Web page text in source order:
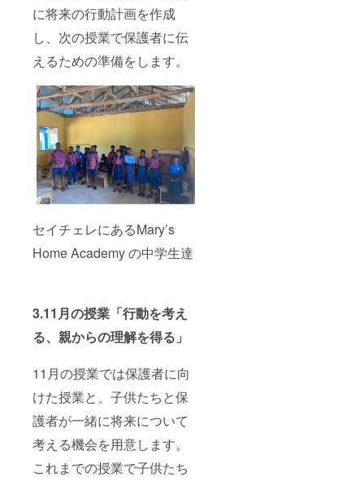
に将来の行動計画を作成
し、次の授業で保護者に伝
えるための準備をします。
セイチェレにあるMary’s
Home Academy の中学生達
3.11月の授業「行動を考え
る、親からの理解を得る」
11月の授業では保護者に向
けた授業と、子供たちと保
護者が一緒に将来について
考える機会を用意します。
これまでの授業で子供たち